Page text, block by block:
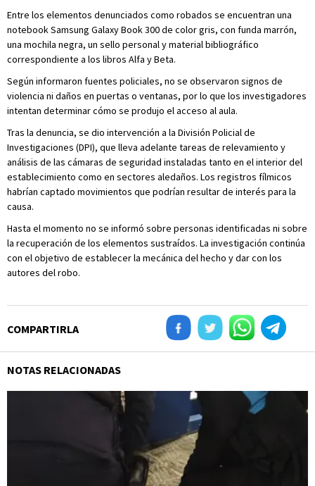
Entre los elementos denunciados como robados se encuentran una
notebook Samsung Galaxy Book 300 de color gris, con funda marrón,
una mochila negra, un sello personal y material bibliográfico
correspondiente a los libros Alfa y Beta.
Según informaron fuentes policiales, no se observaron signos de
violencia ni daños en puertas o ventanas, por lo que los investigadores
intentan determinar cómo se produjo el acceso al aula.
Tras la denuncia, se dio intervención a la División Policial de
Investigaciones (DPI), que lleva adelante tareas de relevamiento y
análisis de las cámaras de seguridad instaladas tanto en el interior del
establecimiento como en sectores aledaños. Los registros fílmicos
habrían captado movimientos que podrían resultar de interés para la
causa.
Hasta el momento no se informó sobre personas identificadas ni sobre
la recuperación de los elementos sustraídos. La investigación continúa
con el objetivo de establecer la mecánica del hecho y dar con los
autores del robo.
COMPARTIRLA
NOTAS RELACIONADAS